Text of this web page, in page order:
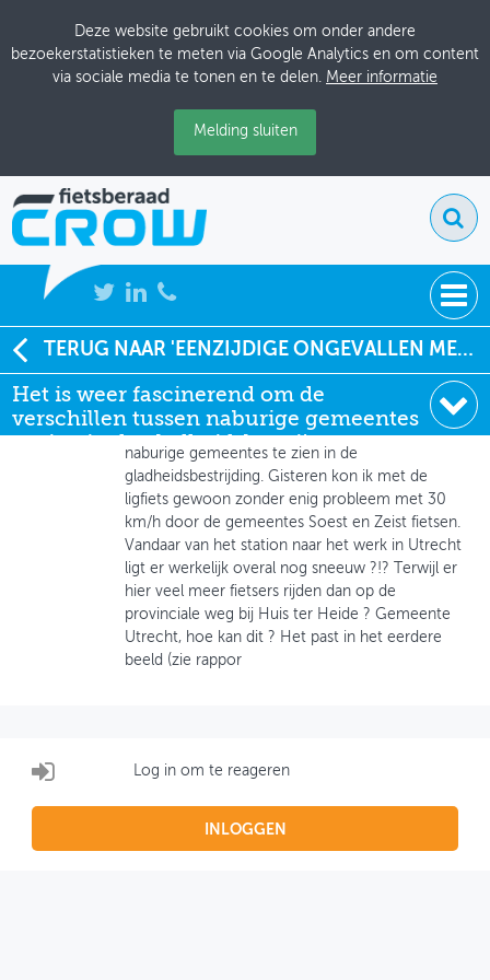
Deze website gebruikt cookies om onder andere
bezoekerstatistieken te meten via Google Analytics en om content
via sociale media te tonen en te delen. Meer informatie
Melding sluiten
NIEUWS
BIJEENKOMSTEN
KENNISBANK
ADRESSENBOEK
OVER FIETSBERAAD
THEMASITES
MIJN PROFIEL
GEBRUIKER
TERUG NAAR 'EENZIJDIGE ONGEVALLEN MET OUDE FIETSERS SPEERPUNT VOOR IENM'
Het is weer fascinerend om de
verschillen tussen naburige gemeentes
te zien in de gladheidsbestrij
Global Administrator
06-02-2012 om 16:32
Het is weer fascinerend om de verschillen tussen
naburige gemeentes te zien in de
gladheidsbestrijding. Gisteren kon ik met de
ligfiets gewoon zonder enig probleem met 30
km/h door de gemeentes Soest en Zeist fietsen.
Vandaar van het station naar het werk in Utrecht
ligt er werkelijk overal nog sneeuw ?!? Terwijl er
hier veel meer fietsers rijden dan op de
provinciale weg bij Huis ter Heide ? Gemeente
Utrecht, hoe kan dit ? Het past in het eerdere
beeld (zie rappor
Log in om te reageren
INLOGGEN